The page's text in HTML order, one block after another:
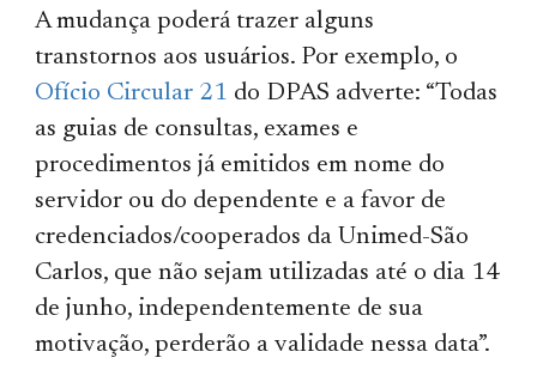
A mudança poderá trazer alguns
transtornos aos usuários. Por exemplo, o
Ofício Circular 21 do DPAS adverte: “Todas
as guias de consultas, exames e
procedimentos já emitidos em nome do
servidor ou do dependente e a favor de
credenciados/cooperados da Unimed-São
Carlos, que não sejam utilizadas até o dia 14
de junho, independentemente de sua
motivação, perderão a validade nessa data”.